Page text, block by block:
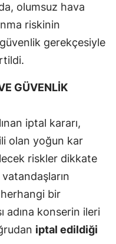
olumsuz hava
riskinin
gerekçesiyle
GÜVENLİK
iptal kararı,
olan yoğun kar
riskler dikkate
bir
adına konserin ileri
iptal edildiği